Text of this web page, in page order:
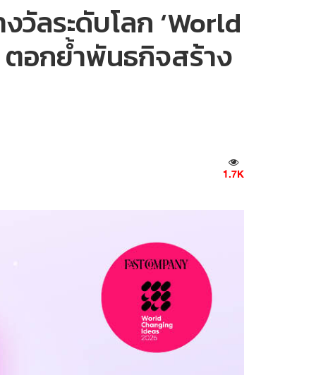
วัลระดับโลก ‘World
ตอกย้ำพันธกิจสร้าง
1.7K